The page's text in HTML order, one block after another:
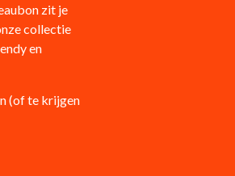
zit je
collectie
en
(of te krijgen